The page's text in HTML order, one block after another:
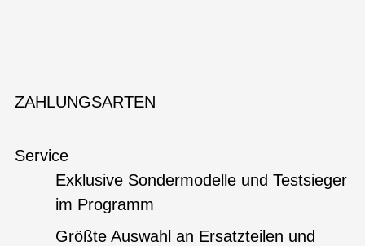
ZAHLUNGSARTEN
Service
Exklusive Sondermodelle und Testsieger
im Programm
Größte Auswahl an Ersatzteilen und